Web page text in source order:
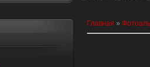
Главная »